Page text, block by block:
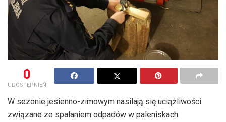
0
UDOSTĘPNIEŃ
W sezonie jesienno-zimowym nasilają się uciążliwości
związane ze spalaniem odpadów w paleniskach